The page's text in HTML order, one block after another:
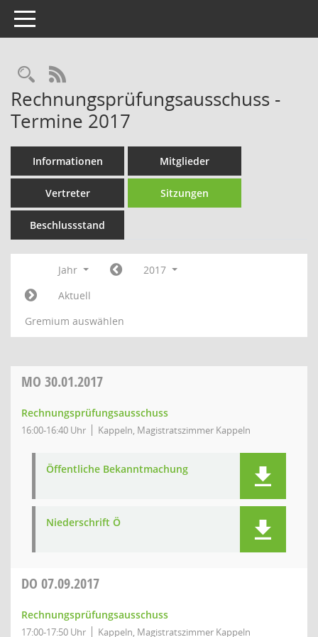
Toggle navigation
Rechercheauswahl
RSS-Feed
Rechnungsprüfungsausschuss -
Termine 2017
Informationen Mitglieder
Vertreter Sitzungen
Beschlussstand
Jahr
2017
Aktuell
Gremium auswählen
MO 30.01.2017
Rechnungsprüfungsausschuss
16:00-16:40 Uhr Kappeln, Magistratszimmer Kappeln
Öffentliche Bekanntmachung
Niederschrift Ö
DO 07.09.2017
Rechnungsprüfungsausschuss
17:00-17:50 Uhr Kappeln, Magistratszimmer Kappeln